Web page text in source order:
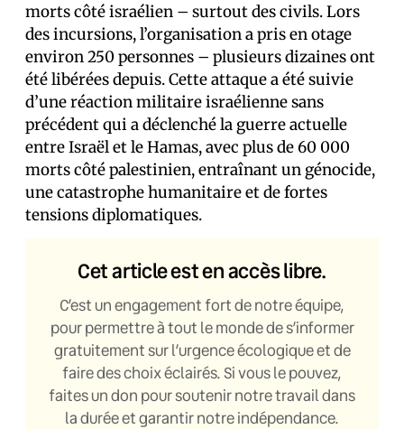
morts côté israélien – surtout des civils. Lors
des incursions, l’organisation a pris en otage
environ 250 personnes – plusieurs dizaines ont
été libérées depuis. Cette attaque a été suivie
d’une réaction militaire israélienne sans
précédent qui a déclenché la guerre actuelle
entre Israël et le Hamas, avec plus de 60 000
morts côté palestinien, entraînant un génocide,
une catastrophe humanitaire et de fortes
tensions diplomatiques.
Cet article est en accès libre.
C’est un engagement fort de notre équipe,
pour permettre à tout le monde de s’informer
gratuitement sur l’urgence écologique et de
faire des choix éclairés. Si vous le pouvez,
faites un don pour soutenir notre travail dans
la durée et garantir notre indépendance.